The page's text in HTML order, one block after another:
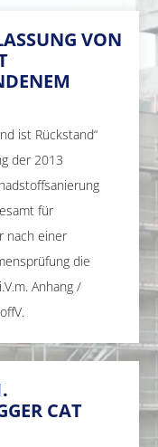
VON
ist Rückstand“
der 2013
für
nach einer
die
Anhang /
CAT